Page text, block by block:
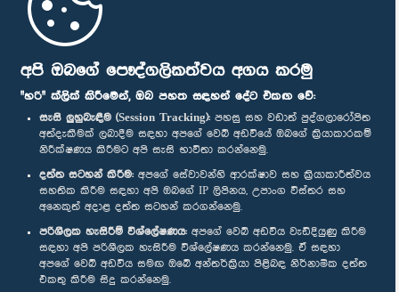
අපි ඔබගේ පෞද්ගලිකත්වය අගය කරමු
"හරි" ක්ලික් කිරීමෙන්, ඔබ පහත සඳහන් දේට එකඟ වේ:
සැසි ලුහුබැඳීම (Session Tracking): පහසු සහ වඩාත් පුද්ගලාරෝපිත
අත්දැකීමක් ලබාදීම සඳහා අපගේ වෙබ් අඩවියේ ඔබගේ ක්‍රියාකාරකම්
නිරීක්ෂණය කිරීමට අපි සැසි භාවිතා කරන්නෙමු.
දත්ත සටහන් කිරීම: අපගේ සේවාවන්හි ආරක්ෂාව සහ ක්‍රියාකාරීත්වය
සහතික කිරීම සඳහා අපි ඔබගේ IP ලිපිනය, උපාංග විස්තර සහ
අනෙකුත් අදාළ දත්ත සටහන් කරගන්නෙමු.
පරිශීලක හැසිරීම් විශ්ලේෂණය: අපගේ වෙබ් අඩවිය වැඩිදියුණු කිරීම
සඳහා අපි පරිශීලක හැසිරීම විශ්ලේෂණය කරන්නෙමු. ඒ සඳහා
අපගේ වෙබ් අඩවිය සමඟ ඔබේ අන්තර්ක්‍රියා පිළිබඳ නිර්නාමික දත්ත
එකතු කිරීම සිදු කරන්නෙමු.
පාර්ලිමේන්තු ජංගම යෙදුම
අප හා සම්බන්ධ වී සිටින්න :
සම්මාන
පෞද්ගලිකත්ව ප්‍රතිපත්තිය